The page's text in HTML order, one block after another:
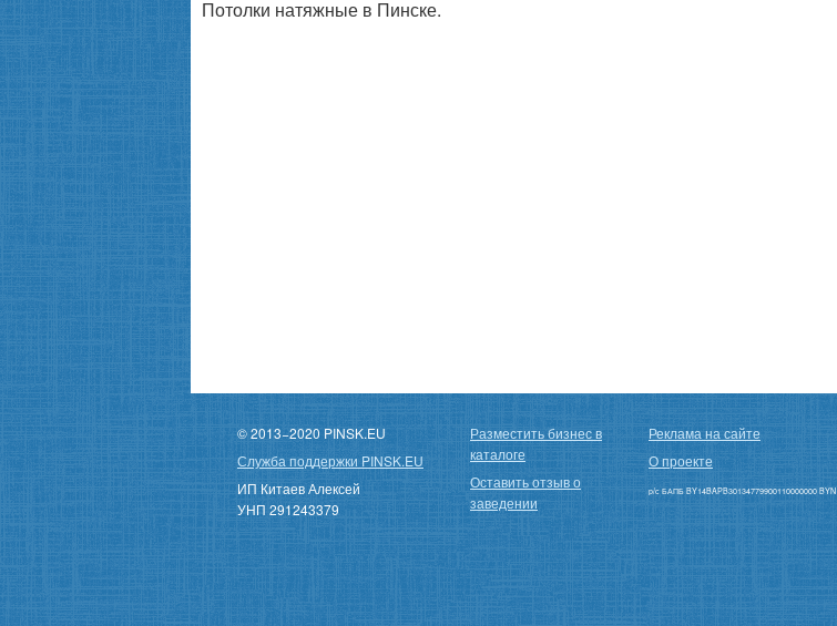
Потолки натяжные в Пинске.
© 2013−2020 PINSK.EU
Служба поддержки PINSK.EU
ИП Китаев Алексей
УНП 291243379
Разместить бизнес в
каталоге
Оставить отзыв о
заведении
Реклама на сайте
О проекте
р/с БАПБ BY14BAPB30134779900110000000 BYN